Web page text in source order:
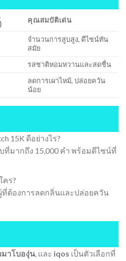
คุณสมบัติเด่น
จำนวนการสูบสูง, ดีไซน์ทัน
สมัย
รสชาติหอมหวานและสดชื่น
ลดการเผาไหม้, ปล่อยควัน
น้อย
15K ดีอย่างไร?
มากถึง 15,000 คำ พร้อมดีไซน์ที่
คร?
ต้องการลดกลิ่นและปล่อยควัน
มาโบองุ่น, และ iqos เป็นตัวเลือกที่